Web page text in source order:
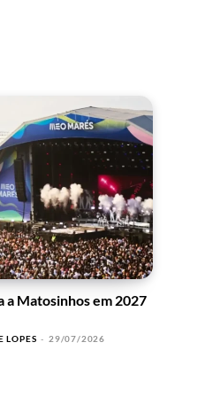
a Matosinhos em 2027
LOPES - 29/07/2026